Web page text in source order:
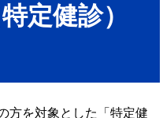
定健診）
方を対象とした「特定健